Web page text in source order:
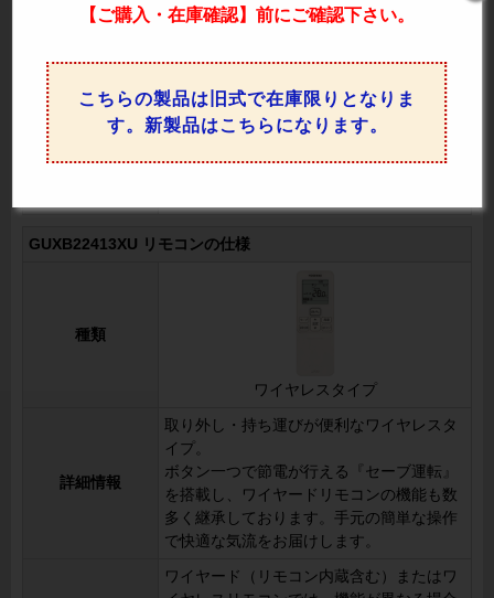
室外機サイズ
奥行）
室外機重量 141kg
同時運転
※一台のリモコンでエアコンを制御
GUXB22413XU リモコンの仕様
種類
ワイヤレスタイプ
詳細情報
取り外し・持ち運びが便利なワイヤレスタ
イプ。
ボタン一つで節電が行える『セーブ運転』
を搭載し、ワイヤードリモコンの機能も数
多く継承しております。手元の簡単な操作
で快適な気流をお届けします。
ワイヤード（リモコン内蔵含む）またはワ
【ご購入・在庫確認】前にご確認下さい。
こちらの製品は旧式で在庫限りとなりま
す。新製品はこちらになります。